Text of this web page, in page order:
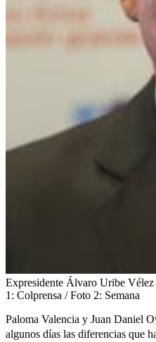
Expresidente Álvaro Uribe
1: Colprensa / Foto 2: Semana
Paloma Valencia y Juan Daniel
algunos días las diferencias que